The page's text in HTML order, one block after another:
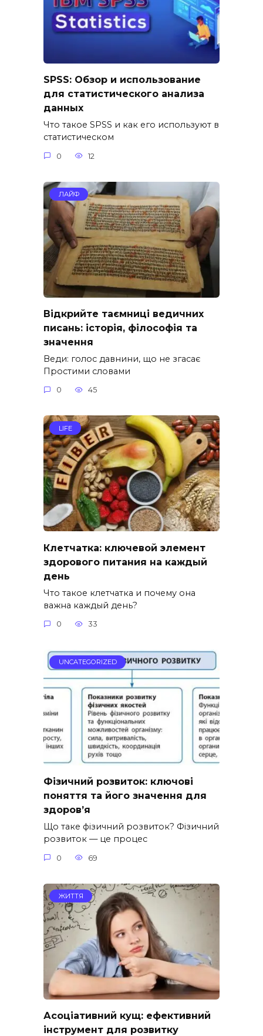
SPSS: Обзор и использование
для статистического анализа
данных
Что такое SPSS и как его используют в
статистическом
0 12
ЛАЙФ
Відкрийте таємниці ведичних
писань: історія, філософія та
значення
Веди: голос давнини, що не згасає
Простими словами
0 45
LIFE
Клетчатка: ключевой элемент
здорового питания на каждый
день
Что такое клетчатка и почему она
важна каждый день?
0 33
UNCATEGORIZED
Фізичний розвиток: ключові
поняття та його значення для
здоров’я
Що таке фізичний розвиток? Фізичний
розвиток — це процес
0 69
ЖИТТЯ
Асоціативний кущ: ефективний
інструмент для розвитку